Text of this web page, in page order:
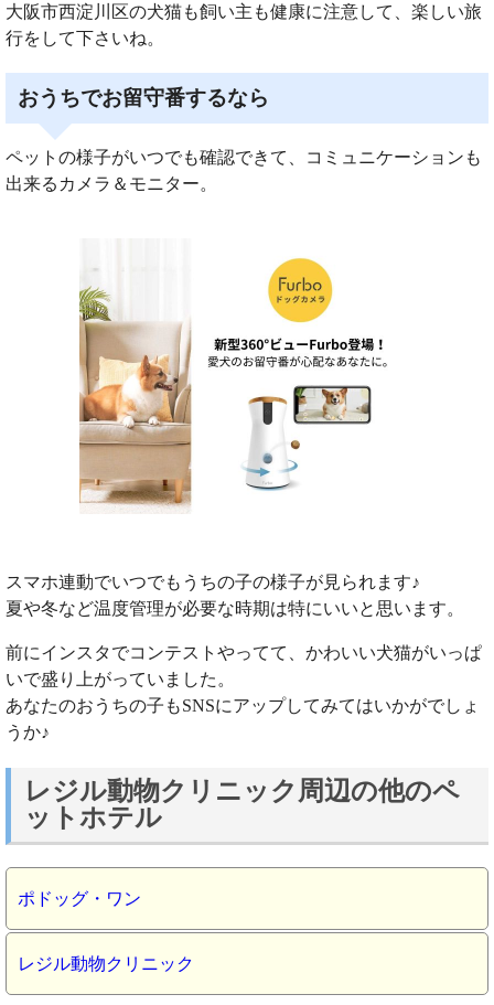
大阪市西淀川区の犬猫も飼い主も健康に注意して、楽しい旅
行をして下さいね。
おうちでお留守番するなら
ペットの様子がいつでも確認できて、コミュニケーションも
出来るカメラ＆モニター。
スマホ連動でいつでもうちの子の様子が見られます♪
夏や冬など温度管理が必要な時期は特にいいと思います。
前にインスタでコンテストやってて、かわいい犬猫がいっぱ
いで盛り上がっていました。
あなたのおうちの子もSNSにアップしてみてはいかがでしょ
うか♪
レジル動物クリニック周辺の他のペ
ットホテル
ポドッグ・ワン
レジル動物クリニック